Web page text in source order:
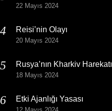
22 Mayıs 2024
Reisi’nin Olayı
20 Mayıs 2024
Rusya’nın Kharkiv Harekatı
18 Mayıs 2024
Etki Ajanlığı Yasası